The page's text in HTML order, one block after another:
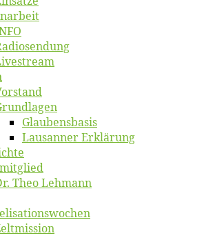
Glaubens­ba­sis
Lausan­ner Erklärung
Theo Lehmann